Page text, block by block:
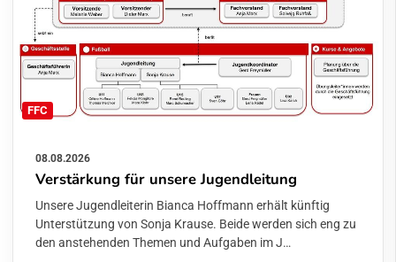
FFC
08.08.2026
Verstärkung für unsere Jugendleitung
Unsere Jugendleiterin Bianca Hoffmann erhält künftig
Unterstützung von Sonja Krause. Beide werden sich eng zu
den anstehenden Themen und Aufgaben im J…